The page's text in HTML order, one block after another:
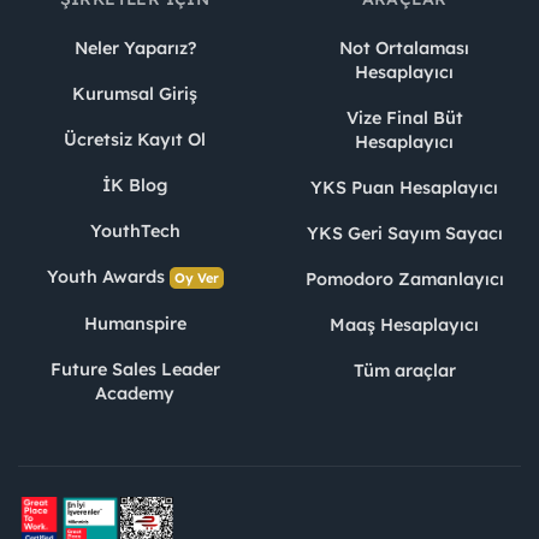
İstanbul Anadolu Yakası ve Bursa için servis
imkânı,
Servis güzergahında ikamet etmeyen adaylara
konaklama desteği,
Konaklama desteğinden yararlanan öğrenciler
için haftalık ulaşım desteği.
İşe Alım Süreci
Online Başvuru
Kişilik Envanteri
Neler Yaparız?
Kurumsal Giriş
Ücretsiz Kayıt Ol
İK Blog
YouthTech
Youth Awards Oy Ver
Humanspire
Future Sales Leader
Academy
Not Ortalaması
Hesaplayıcı
Vize Final Büt
Hesaplayıcı
YKS Puan Hesaplayıcı
YKS Geri Sayım Sayacı
Pomodoro Zamanlayıcı
Maaş Hesaplayıcı
Tüm araçlar